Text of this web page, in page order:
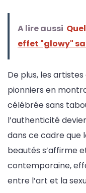
A lire aussi
effet "glowy"
De plus, les
pionniers en
célébrée sans
l’authenticité
dans ce cadre que
beautés s’affirme
contemporaine,
entre l’art et la